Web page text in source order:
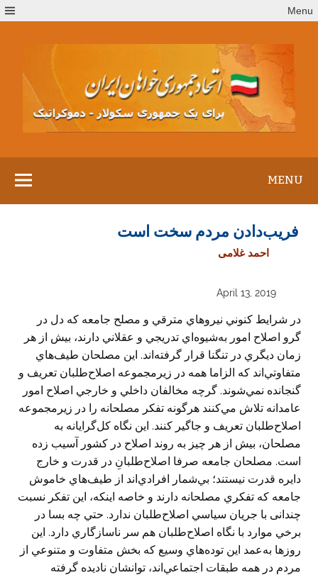
to
Menu
MENU
فريب‌دادن مردم سخت است
احمد غلامی
April 13, 2019
در شرايط كنوني نيروهاي مترقي و مصلح جامعه كه دل در
گرو اصلاح امور به‌شيوه‌اي تدريجي و عقلاني دارند، بيش از هر
زمان ديگري در تنگنا قرار گرفته‌اند. اين مصلحان طيف‌هاي
متفاوتي‌اند كه الزاما همه در زيرمجموعه اصلاح‌طلبان تعريف و
گنجانده نمي‌شوند. گرچه مخالفان داخلي و خارجي اصلاح امور
عامدانه تلاش مي‌كنند هرگونه تفكر مصلحانه را در زيرمجموعه
اصلاح‌طلبان تعريف و جاگير كنند. اين نگاه كل‌گرايانه به
مصلحان، بيش از هر چيز به روند اصلاح در كشور آسيب زده
است. مصلحان جامعه صرفا اصلاح‌طلبانِ در قدرت و خارج
دايره قدرت نيستند؛ بي‌شمار افرادي‌‌اند از طيف‌هاي خاموش
جامعه كه تفكري مصلحانه دارند و خاصه اينكه، اين تفكر نسبت
چندانی با جريان سياسي اصلاح‌طلبان ندارد. حتي چه بسا در
برخي موارد با نگاه اصلاح‌طلبان هم سر ناسازگاري دارد. اين
روزها به‌عمد این توده‌هاي وسيع كه بخش متفاوت و متنوعي از
مردم در همه طبقات اجتماعي‌اند، توانشان ناديده گرفته